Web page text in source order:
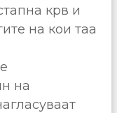
крв и
на кои таа
на